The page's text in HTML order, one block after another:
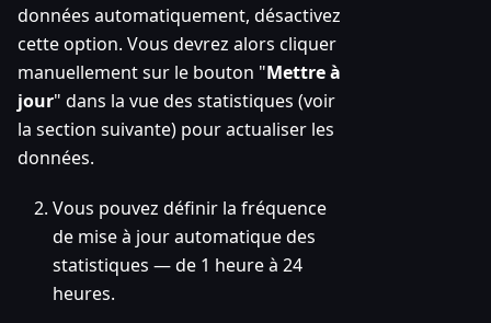
données automatiquement, désactivez
cette option. Vous devrez alors cliquer
manuellement sur le bouton "Mettre à
jour" dans la vue des statistiques (voir
la section suivante) pour actualiser les
données.
Vous pouvez définir la fréquence
de mise à jour automatique des
statistiques — de 1 heure à 24
heures.